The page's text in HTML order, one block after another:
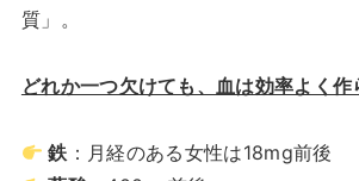
質」。
どれか一つ欠けても、血は効率よく作
鉄 ：月経のある女性は18mg前後